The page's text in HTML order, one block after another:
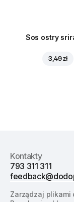
Sos ostry
3,49 zł
Kontakty
793 311 311
Zarządzaj plikami